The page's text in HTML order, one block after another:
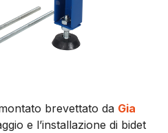
brevettato da Gia
e l’installazione di bidet